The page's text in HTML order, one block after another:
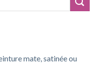
mate, satinée ou